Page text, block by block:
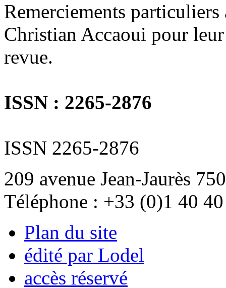
Remerciements
Christian Accaoui pour
revue.
ISSN : 2265-2876
ISSN 2265-2876
209 avenue Jean-Jaurès
Téléphone : +33 (0)1 40
Plan du site
édité par Lodel
accès réservé